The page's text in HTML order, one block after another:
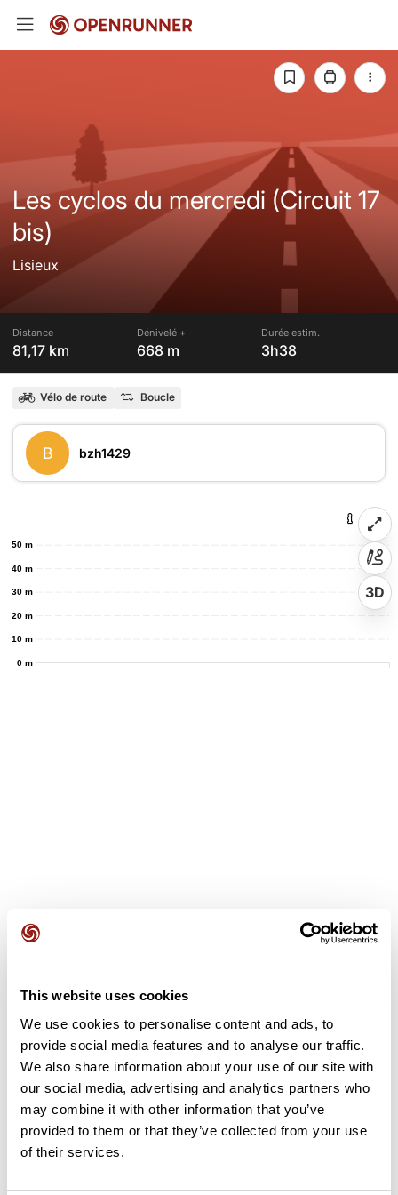
This website uses cookies
We use cookies to personalise content and ads, to
provide social media features and to analyse our traffic.
We also share information about your use of our site with
our social media, advertising and analytics partners who
may combine it with other information that you’ve
provided to them or that they’ve collected from your use
of their services.
Les cyclos du mercredi (Circuit 17
bis)
Lisieux
Distance
81,17 km
Dénivelé +
668 m
Durée estim.
3h38
Vélo de route Boucle
B bzh1429
0 m
10 m
20 m
30 m
40 m
50 m
3D
Ajouter un avis
Découvrez ce parcours de vélo de 81,2 km à proximité de